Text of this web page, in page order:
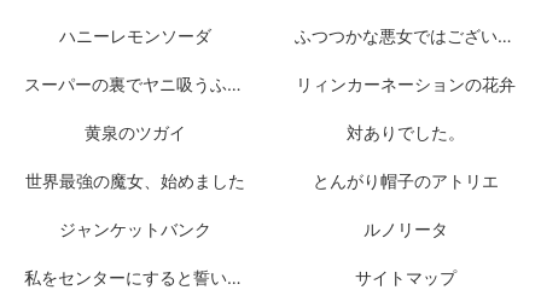
ハニーレモンソーダ ふつつかな悪女ではございますが
スーパーの裏でヤニ吸うふたり リィンカーネーションの花弁
黄泉のツガイ 対ありでした。
世界最強の魔女、始めました とんがり帽子のアトリエ
ジャンケットバンク ルノリータ
私をセンターにすると誓いますか？ サイトマップ